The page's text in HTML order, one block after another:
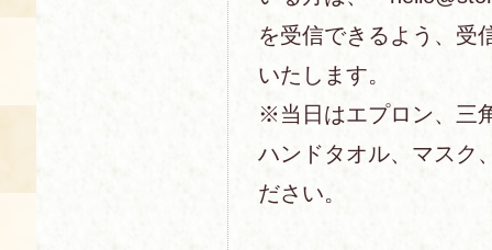
を受信できるよう、受
いたします。
※当日はエプロン、三
ハンドタオル、マスク
ださい。